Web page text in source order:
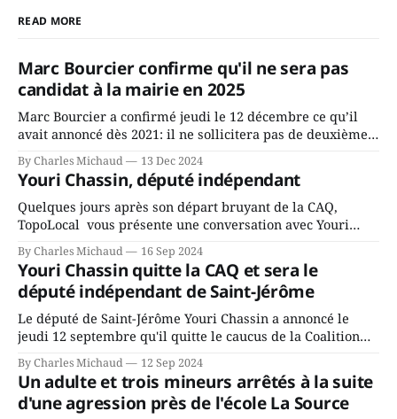
READ MORE
Marc Bourcier confirme qu'il ne sera pas
candidat à la mairie en 2025
Marc Bourcier a confirmé jeudi le 12 décembre ce qu’il
avait annoncé dès 2021: il ne sollicitera pas de deuxième
fait l’annonce en s’adressant aux employés de la ville,
rassemblés en soirée pour leur traditionnel souper
By Charles Michaud 13 Dec 2024
Youri Chassin, député indépendant
Quelques jours après son départ bruyant de la CAQ,
TopoLocal vous présente une conversation avec Youri
depuis longtemps? Sera-t-il candidat indépendant dans 2
ans? Joindrait-il un autre parti, par exemple les
conservateurs d’Éric Duhaime? Que lui
By Charles Michaud 16 Sep 2024
Youri Chassin quitte la CAQ et sera le
député indépendant de Saint-Jérôme
Le député de Saint-Jérôme Youri Chassin a annoncé le
jeudi 12 septembre qu'il quitte le caucus de la Coalition
gouvernement de la CAQ, surtout de son incapacité, qu'il
juge chronique, à offrir des
By Charles Michaud 12 Sep 2024
Un adulte et trois mineurs arrêtés à la suite
d'une agression près de l'école La Source